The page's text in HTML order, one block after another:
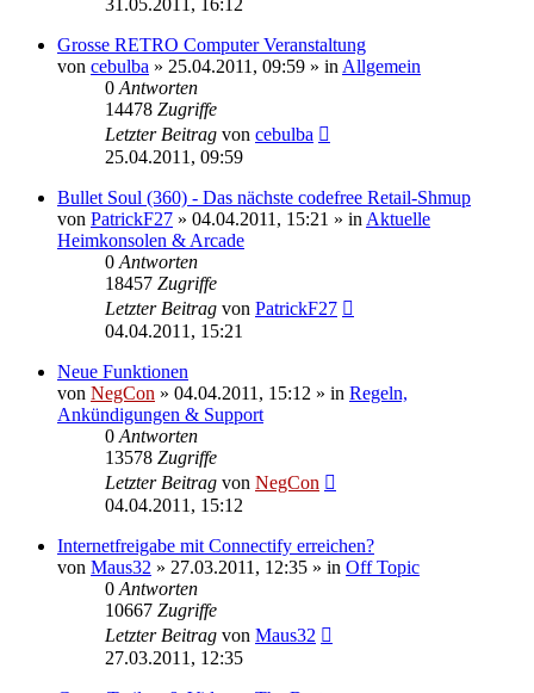
31.05.2011, 16:12
Grosse RETRO Computer Veranstaltung
von cebulba » 25.04.2011, 09:59 » inAllgemein
0Antworten
14478 Zugriffe
Letzter Beitrag von cebulba
25.04.2011, 09:59
Bullet Soul (360) - Das nächste codefree Retail-Shmup
von PatrickF27 » 04.04.2011, 15:21 » inAktuelle
Heimkonsolen & Arcade
0Antworten
18457 Zugriffe
Letzter Beitrag von PatrickF27
04.04.2011, 15:21
Neue Funktionen
von NegCon » 04.04.2011, 15:12 » in Regeln,
Ankündigungen & Support
0Antworten
13578 Zugriffe
Letzter Beitrag von NegCon
04.04.2011, 15:12
Internetfreigabe mit Connectify erreichen?
von Maus32 » 27.03.2011, 12:35 » in Off Topic
0Antworten
10667 Zugriffe
Letzter Beitrag von Maus32
27.03.2011, 12:35